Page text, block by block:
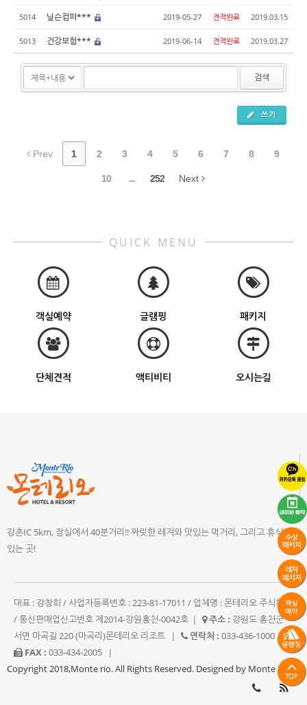
5014 닐슨컴퍼*** 2019-05-27 견적완료 2019.03.15
5013 건강보험*** 2019-06-14 견적완료 2019.03.27
검색
쓰기
Prev 1 2 3 4 5 6 7 8 9
10 ... 252 Next
QUICK MENU
객실예약 글램핑 패키지
단체견적 액티비티 오시는길
강촌IC 5km, 잠실에서 40분거리!! 짜릿한 레져와 맛있는 먹거리, 그리고 휴식이
있는 곳!
대표 : 강창희 / 사업자등록번호 : 223-81-17011 / 업체명 : 몬테리오 주식회사
/ 통신판매업신고번호 제2014-강원홍천-0042호 | 주소 : 강원도 홍천군
서면 마곡길 220 (마곡리)몬테리오 리조트
| 연락처 : 033-436-1000
|
FAX : 033-434-2005
|
Copyright 2018,Monte rio. All Rights Reserved. Designed by Monte rio.